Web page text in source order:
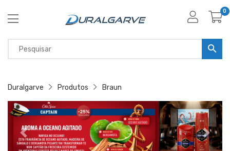
0
Duralgarve Produtos Braun